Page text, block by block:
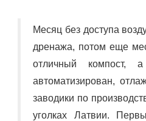
Месяц без доступа
дренажа, потом еще
отличный компост,
автоматизирован,
заводики по
уголках Латвии.